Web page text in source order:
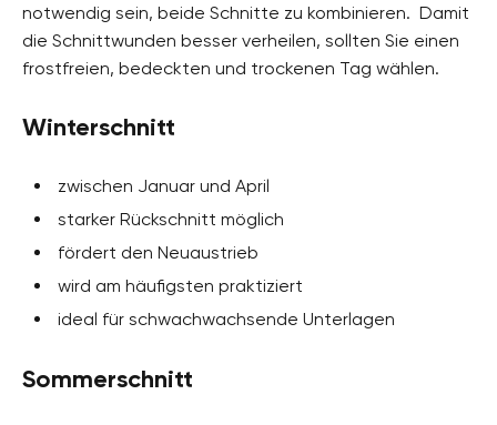
notwendig sein, beide Schnitte zu kombinieren. Damit
die Schnittwunden besser verheilen, sollten Sie einen
frostfreien, bedeckten und trockenen Tag wählen.
Winterschnitt
zwischen Januar und April
starker Rückschnitt möglich
fördert den Neuaustrieb
wird am häufigsten praktiziert
ideal für schwachwachsende Unterlagen
Sommerschnitt